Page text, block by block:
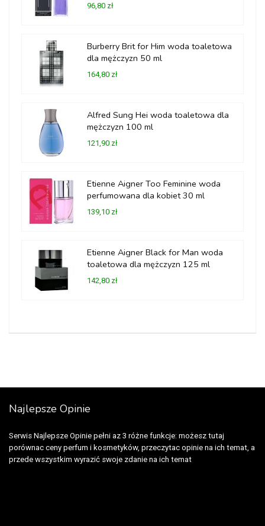
96,80 zł
Burberry Brit for Him woda toaletowa
dla mężczyzn 50 ml
164,80 zł
Alfred Sung Hei woda toaletowa dla
mężczyzn 100 ml
121,90 zł
Etienne Aigner Too Feminine woda
perfumowana dla kobiet 30 ml
139,10 zł
Etienne Aigner Black for Man woda
toaletowa dla mężczyzn 125 ml
142,80 zł
Najlepsze Opinie
Serwis Najlepsze Opinie pełni az 3 różne funkcje: możesz tutaj
porównac ceny perfum i kosmetyków, przeczytac opinie na ich temat, a
przede wszystkim wyrazić swoje zdanie na ich temat